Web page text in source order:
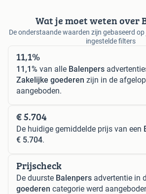
Wat je moet weten over
De onderstaande waarden zijn gebaseerd
ingestelde filters
11,1%
11,1% van alle Balenpers
Zakelijke goederen zijn in de
aangeboden.
€ 5.704
De huidige gemiddelde prijs van een
€ 5.704.
Prijscheck
De duurste Balenpers advertentie in
goederen categorie werd